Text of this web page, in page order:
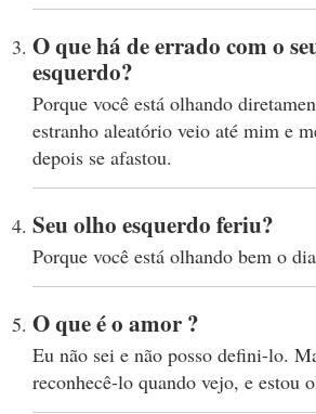
O que há de errado com o
esquerdo?
Porque você está olhando
estranho aleatório veio até mim e
depois se afastou.
Seu olho esquerdo feriu?
Porque você está olhando bem o
O que é o amor ?
Eu não sei e não posso defini-lo.
reconhecê-lo quando vejo, e estou